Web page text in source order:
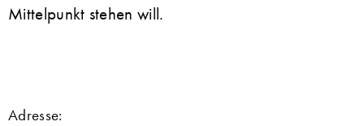
Mittelpunkt stehen will.
Adresse: